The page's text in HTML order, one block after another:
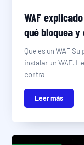
WAF
qué bloquea y
Que es un WAF
instalar un WAF.
contra
Leer más